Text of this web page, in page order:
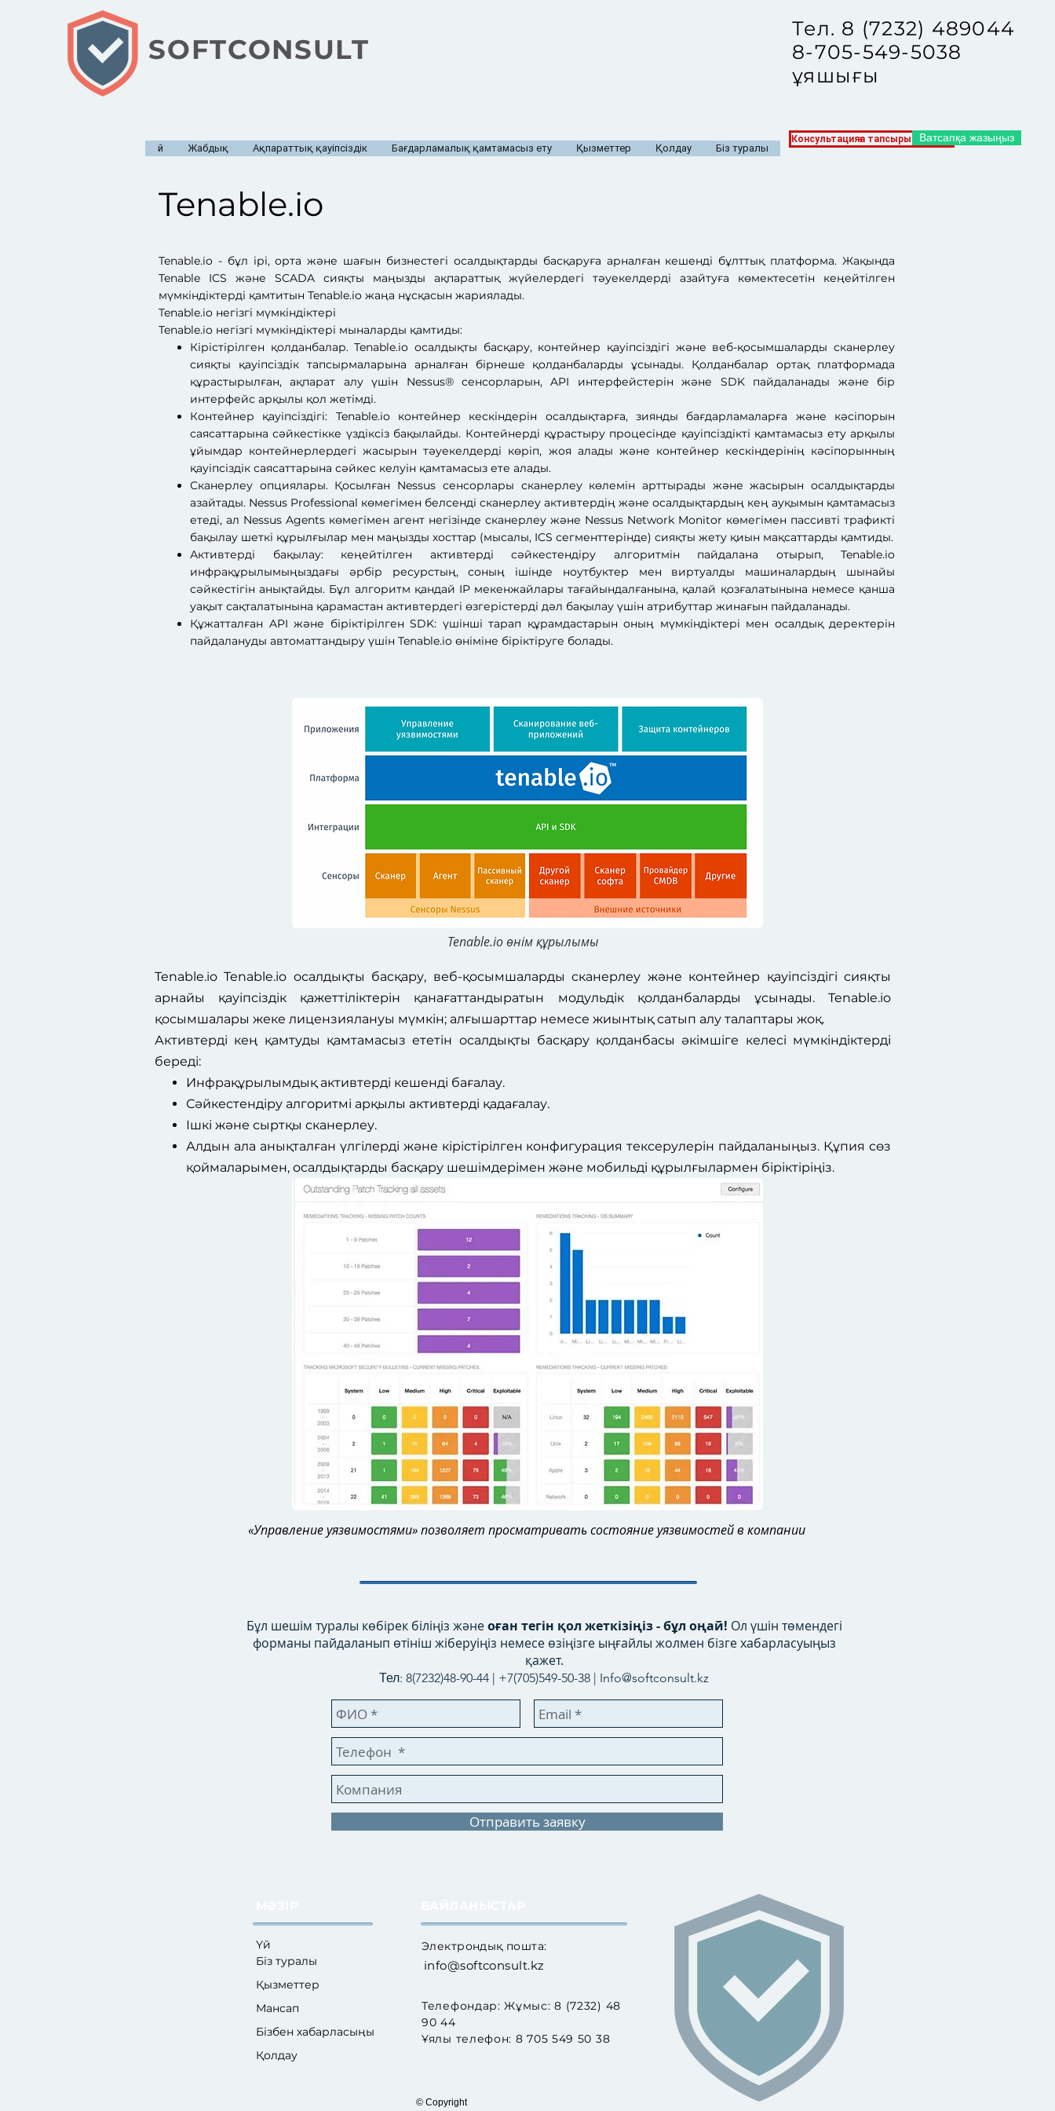
SOFTCONSULT
Үй Жабдық Ақпараттық қауіпсіздік Бағдарламалық қамтамасыз ету Қызметтер Қолдау Біз туралы
Тел. 8 (7232) 489044
8-705-549-5038
ұяшығы
Консультацияға тапсырыс беріңізВатсапқа жазыңыз
Tenable.io
Tenable.io - бұл ірі, орта және шағын бизнестегі осалдықтарды басқаруға арналған кешенді бұлттық платформа. Жақында
Tenable ICS және SCADA сияқты маңызды ақпараттық жүйелердегі тәуекелдерді азайтуға көмектесетін кеңейтілген
мүмкіндіктерді қамтитын Tenable.io жаңа нұсқасын жариялады.
Tenable.io негізгі мүмкіндіктері
Tenable.io негізгі мүмкіндіктері мыналарды қамтиды:
Кірістірілген қолданбалар. Tenable.io осалдықты басқару, контейнер қауіпсіздігі және веб-қосымшаларды сканерлеу
сияқты қауіпсіздік тапсырмаларына арналған бірнеше қолданбаларды ұсынады. Қолданбалар ортақ платформада
құрастырылған, ақпарат алу үшін Nessus® сенсорларын, API интерфейстерін және SDK пайдаланады және бір
интерфейс арқылы қол жетімді.
Контейнер қауіпсіздігі: Tenable.io контейнер кескіндерін осалдықтарға, зиянды бағдарламаларға және кәсіпорын
саясаттарына сәйкестікке үздіксіз бақылайды. Контейнерді құрастыру процесінде қауіпсіздікті қамтамасыз ету арқылы
ұйымдар контейнерлердегі жасырын тәуекелдерді көріп, жоя алады және контейнер кескіндерінің кәсіпорынның
қауіпсіздік саясаттарына сәйкес келуін қамтамасыз ете алады.
Сканерлеу опциялары. Қосылған Nessus сенсорлары сканерлеу көлемін арттырады және жасырын осалдықтарды
азайтады. Nessus Professional көмегімен белсенді сканерлеу активтердің және осалдықтардың кең ауқымын қамтамасыз
етеді, ал Nessus Agents көмегімен агент негізінде сканерлеу және Nessus Network Monitor көмегімен пассивті трафикті
бақылау шеткі құрылғылар мен маңызды хосттар (мысалы, ICS сегменттерінде) сияқты жету қиын мақсаттарды қамтиды.
Активтерді бақылау: кеңейтілген активтерді сәйкестендіру алгоритмін пайдалана отырып, Tenable.io
инфрақұрылымыңыздағы әрбір ресурстың, соның ішінде ноутбуктер мен виртуалды машиналардың шынайы
сәйкестігін анықтайды. Бұл алгоритм қандай IP мекенжайлары тағайындалғанына, қалай қозғалатынына немесе қанша
уақыт сақталатынына қарамастан активтердегі өзгерістерді дәл бақылау үшін атрибуттар жинағын пайдаланады.
Құжатталған API және біріктірілген SDK: үшінші тарап құрамдастарын оның мүмкіндіктері мен осалдық деректерін
пайдалануды автоматтандыру үшін Tenable.io өніміне біріктіруге болады.
Tenable.io өнім құрылымы
Tenable.io Tenable.io осалдықты басқару, веб-қосымшаларды сканерлеу және контейнер қауіпсіздігі сияқты
арнайы қауіпсіздік қажеттіліктерін қанағаттандыратын модульдік қолданбаларды ұсынады. Tenable.io
қосымшалары жеке лицензиялануы мүмкін; алғышарттар немесе жиынтық сатып алу талаптары жоқ.
Активтерді кең қамтуды қамтамасыз ететін осалдықты басқару қолданбасы әкімшіге келесі мүмкіндіктерді
береді:
Инфрақұрылымдық активтерді кешенді бағалау.
Сәйкестендіру алгоритмі арқылы активтерді қадағалау.
Ішкі және сыртқы сканерлеу.
Алдын ала анықталған үлгілерді және кірістірілген конфигурация тексерулерін пайдаланыңыз. Құпия сөз
қоймаларымен, осалдықтарды басқару шешімдерімен және мобильді құрылғылармен біріктіріңіз.
«Управление уязвимостями» позволяет просматривать состояние уязвимостей в компании
Бұл шешім туралы көбірек біліңіз жәнеоған тегін қол жеткізіңіз - бұл оңай! Ол үшін төмендегі
форманы пайдаланып өтініш жіберуіңіз немесе өзіңізге ыңғайлы жолмен бізге хабарласуыңыз
қажет.
Тел: 8(7232)48-90-44 | +7(705)549-50-38 | Info@softconsult.kz
Отправить заявку
Үй
Біз туралы
Қызметтер
Мансап
Бізбен хабарласыңы
Қолдау
Электрондық пошта:
info@softconsult.kz
Телефондар: Жұмыс: 8 (7232) 48
90 44
Ұялы телефон: 8 705 549 50 38
© Copyright